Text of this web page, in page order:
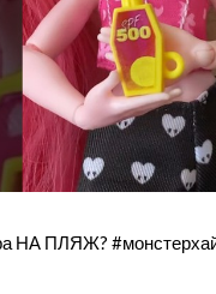
ПЛЯЖ? #монстерхай